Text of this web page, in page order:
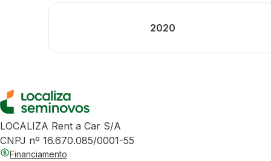
2020
LOCALIZA Rent a Car S/A
CNPJ nº 16.670.085/0001-55
Financiamento